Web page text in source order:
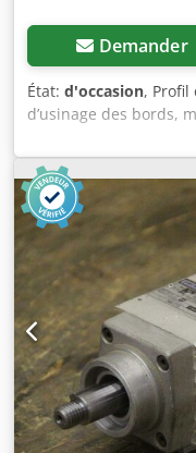
Demander
État: d'occasion, Profil
d’usinage des bords,
d’usinage, moteur
de fraisage -
tr/min - Tension : 380
- Prix : par pièce -
Akgjr - Dimensions :